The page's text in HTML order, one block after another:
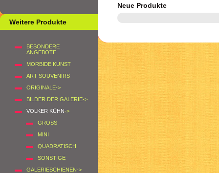
Weitere Produkte
BESONDERE
ANGEBOTE
MORBIDE KUNST
ART-SOUVENIRS
ORIGINALE->
BILDER DER GALERIE->
VOLKER KÜHN->
GROSS
MINI
QUADRATISCH
SONSTIGE
GALERIESCHIENEN->
Neue Produkte